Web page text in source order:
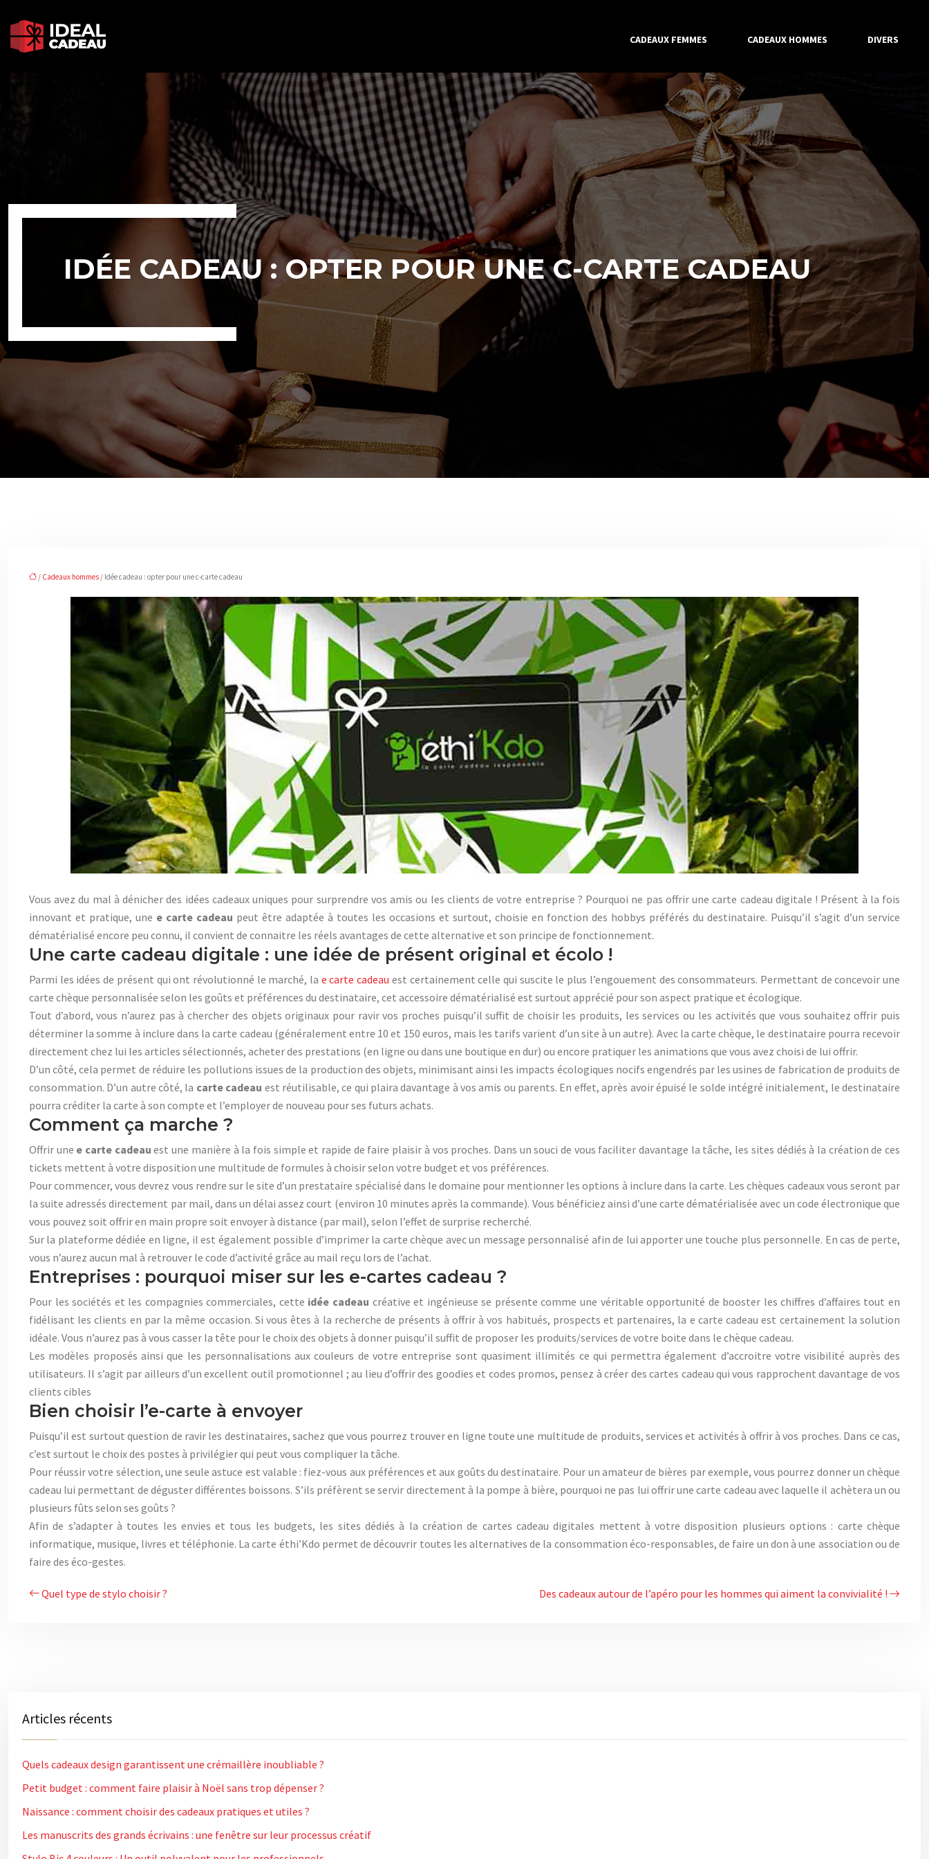
CADEAUX FEMMES CADEAUX HOMMES DIVERS
IDÉE CADEAU : OPTER POUR UNE C-CARTE CADEAU
/ Cadeaux hommes / Idée cadeau : opter pour une c-carte cadeau
Vous avez du mal à dénicher des idées cadeaux uniques pour surprendre vos amis ou les clients de votre entreprise ? Pourquoi ne pas offrir une carte cadeau digitale ! Présent à la fois
innovant et pratique, une e carte cadeau peut être adaptée à toutes les occasions et surtout, choisie en fonction des hobbys préférés du destinataire. Puisqu’il s’agit d’un service
dématérialisé encore peu connu, il convient de connaitre les réels avantages de cette alternative et son principe de fonctionnement.
Une carte cadeau digitale : une idée de présent original et écolo !
Parmi les idées de présent qui ont révolutionné le marché, la e carte cadeau est certainement celle qui suscite le plus l’engouement des consommateurs. Permettant de concevoir une
carte chèque personnalisée selon les goûts et préférences du destinataire, cet accessoire dématérialisé est surtout apprécié pour son aspect pratique et écologique.
Tout d’abord, vous n’aurez pas à chercher des objets originaux pour ravir vos proches puisqu’il suffit de choisir les produits, les services ou les activités que vous souhaitez offrir puis
déterminer la somme à inclure dans la carte cadeau (généralement entre 10 et 150 euros, mais les tarifs varient d’un site à un autre). Avec la carte chèque, le destinataire pourra recevoir
directement chez lui les articles sélectionnés, acheter des prestations (en ligne ou dans une boutique en dur) ou encore pratiquer les animations que vous avez choisi de lui offrir.
D’un côté, cela permet de réduire les pollutions issues de la production des objets, minimisant ainsi les impacts écologiques nocifs engendrés par les usines de fabrication de produits de
consommation. D’un autre côté, la carte cadeau est réutilisable, ce qui plaira davantage à vos amis ou parents. En effet, après avoir épuisé le solde intégré initialement, le destinataire
pourra créditer la carte à son compte et l’employer de nouveau pour ses futurs achats.
Comment ça marche ?
Offrir une e carte cadeau est une manière à la fois simple et rapide de faire plaisir à vos proches. Dans un souci de vous faciliter davantage la tâche, les sites dédiés à la création de ces
tickets mettent à votre disposition une multitude de formules à choisir selon votre budget et vos préférences.
Pour commencer, vous devrez vous rendre sur le site d’un prestataire spécialisé dans le domaine pour mentionner les options à inclure dans la carte. Les chèques cadeaux vous seront par
la suite adressés directement par mail, dans un délai assez court (environ 10 minutes après la commande). Vous bénéficiez ainsi d’une carte dématérialisée avec un code électronique que
vous pouvez soit offrir en main propre soit envoyer à distance (par mail), selon l’effet de surprise recherché.
Sur la plateforme dédiée en ligne, il est également possible d’imprimer la carte chèque avec un message personnalisé afin de lui apporter une touche plus personnelle. En cas de perte,
vous n’aurez aucun mal à retrouver le code d’activité grâce au mail reçu lors de l’achat.
Entreprises : pourquoi miser sur les e-cartes cadeau ?
Pour les sociétés et les compagnies commerciales, cette idée cadeau créative et ingénieuse se présente comme une véritable opportunité de booster les chiffres d’affaires tout en
fidélisant les clients en par la même occasion. Si vous êtes à la recherche de présents à offrir à vos habitués, prospects et partenaires, la e carte cadeau est certainement la solution
idéale. Vous n’aurez pas à vous casser la tête pour le choix des objets à donner puisqu’il suffit de proposer les produits/services de votre boite dans le chèque cadeau.
Les modèles proposés ainsi que les personnalisations aux couleurs de votre entreprise sont quasiment illimités ce qui permettra également d’accroitre votre visibilité auprès des
utilisateurs. Il s’agit par ailleurs d’un excellent outil promotionnel ; au lieu d’offrir des goodies et codes promos, pensez à créer des cartes cadeau qui vous rapprochent davantage de vos
clients cibles
Bien choisir l’e-carte à envoyer
Puisqu’il est surtout question de ravir les destinataires, sachez que vous pourrez trouver en ligne toute une multitude de produits, services et activités à offrir à vos proches. Dans ce cas,
c’est surtout le choix des postes à privilégier qui peut vous compliquer la tâche.
Pour réussir votre sélection, une seule astuce est valable : fiez-vous aux préférences et aux goûts du destinataire. Pour un amateur de bières par exemple, vous pourrez donner un chèque
cadeau lui permettant de déguster différentes boissons. S’ils préfèrent se servir directement à la pompe à bière, pourquoi ne pas lui offrir une carte cadeau avec laquelle il achètera un ou
plusieurs fûts selon ses goûts ?
Afin de s’adapter à toutes les envies et tous les budgets, les sites dédiés à la création de cartes cadeau digitales mettent à votre disposition plusieurs options : carte chèque
informatique, musique, livres et téléphonie. La carte éthi’Kdo permet de découvrir toutes les alternatives de la consommation éco-responsables, de faire un don à une association ou de
faire des éco-gestes.
Quel type de stylo choisir ? Des cadeaux autour de l’apéro pour les hommes qui aiment la convivialité !
Articles récents
Quels cadeaux design garantissent une crémaillère inoubliable ?
Petit budget : comment faire plaisir à Noël sans trop dépenser ?
Naissance : comment choisir des cadeaux pratiques et utiles ?
Les manuscrits des grands écrivains : une fenêtre sur leur processus créatif